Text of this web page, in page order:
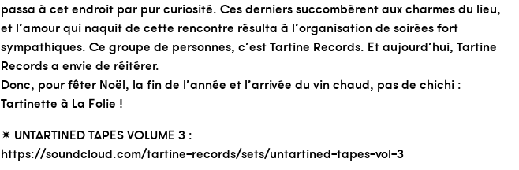
passa à cet endroit par pur curiosité. Ces derniers succombèrent aux charmes du lieu,
et l’amour qui naquit de cette rencontre résulta à l’organisation de soirées fort
sympathiques. Ce groupe de personnes, c’est Tartine Records. Et aujourd’hui, Tartine
Records a envie de réitérer.
Donc, pour fêter Noël, la fin de l’année et l’arrivée du vin chaud, pas de chichi :
Tartinette à La Folie !
✷ UNTARTINED TAPES VOLUME 3 :
https://soundcloud.com/tartine-records/sets/untartined-tapes-vol-3